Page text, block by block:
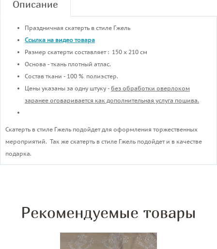
Описание
Праздничная скатерть в стиле Гжель
Ссылка на видео товара
Размер скатерти составляет : 150 х 210 см
Основа - ткань плотный атлас.
Состав ткани - 100 % полиэстер.
Цены указаны за одну штуку - без обработки оверлоком
заранее оговаривается как дополнительная услуга пошива.
Скатерть в стиле Гжель подойдет для оформления торжественных
мероприятий. Так же скатерть в стиле Гжель подойдет и в качестве
подарка.
Рекомендуемые товары